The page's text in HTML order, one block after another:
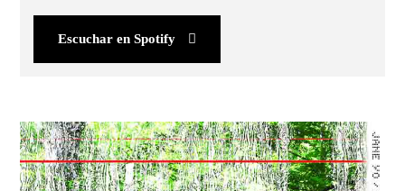
Escuchar en Spotify